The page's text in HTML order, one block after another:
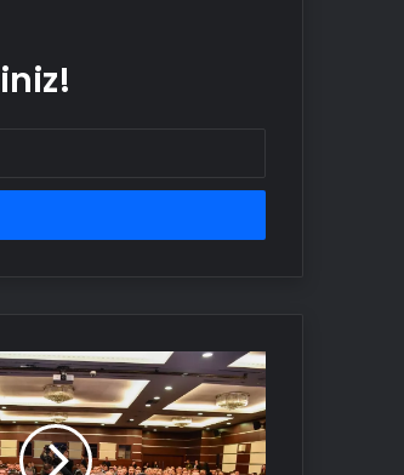
Gizemli Sınırları ve Ötesi :
Ajansı
KAHYA: Müzik Tutkusuyla
Almiş Bir Kariyer